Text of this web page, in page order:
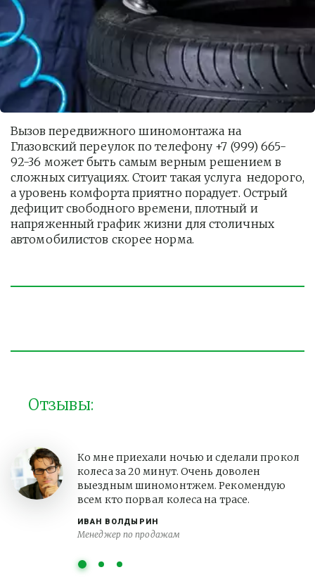
Вызов передвижного шиномонтажа на
Глазовский переулок по телефону +7 (999) 665-
92-36 может быть самым верным решением в
сложных ситуациях. Стоит такая услуга  недорого,
а уровень комфорта приятно порадует. Острый
дефицит свободного времени, плотный и
напряженный график жизни для столичных
автомобилистов скорее норма.
Отзывы:
ИВАН ВОЛДЫРИН
Менеджер по продажам
Ко мне приехали ночью и сделали прокол
колеса за 20 минут. Очень доволен
выездным шиномонтжем. Рекомендую
всем кто порвал колеса на трасе.